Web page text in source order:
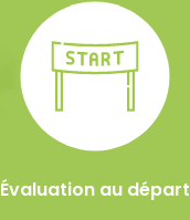
Évaluation au départ